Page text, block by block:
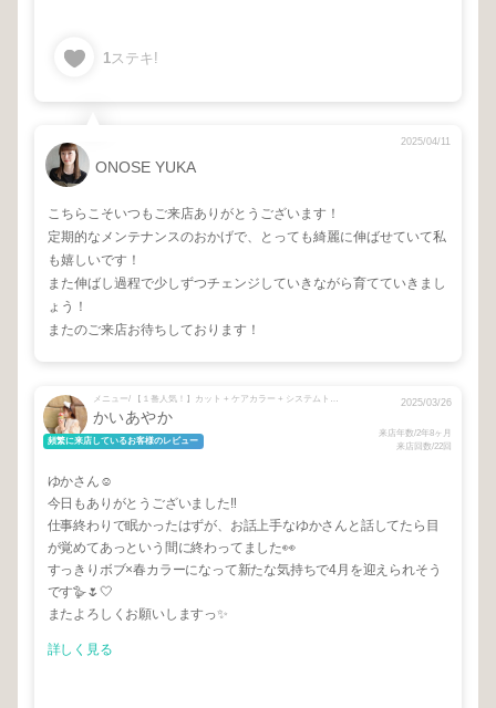
1ステキ!
ONOSE YUKA
2025/04/11
こちらこそいつもご来店ありがとうございます！
定期的なメンテナンスのおかげで、とっても綺麗に伸ばせていて私
も嬉しいです！
また伸ばし過程で少しずつチェンジしていきながら育てていきまし
ょう！
またのご来店お待ちしております！
メニュー/ 【１番人気！】カット + ケアカラー + システムトリートメント
かいあやか
頻繁に来店しているお客様のレビュー
2025/03/26
来店年数/2年8ヶ月
来店回数/22回
ゆかさん☺︎
今日もありがとうございました‼︎
仕事終わりで眠かったはずが、お話上手なゆかさんと話してたら目
が覚めてあっという間に終わってました👀
すっきりボブ×春カラーになって新たな気持ちで4月を迎えられそう
です🪿🌷🤍
またよろしくお願いしますっ✨
詳しく見る